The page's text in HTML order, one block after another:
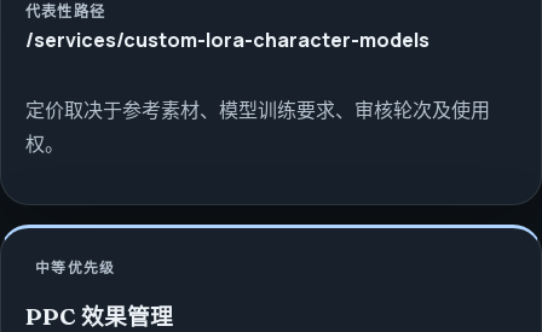
代表性路径
/services/custom-lora-character-models
定价取决于参考素材、模型训练要求、审核轮次及使用
权。
中等优先级
PPC 效果管理